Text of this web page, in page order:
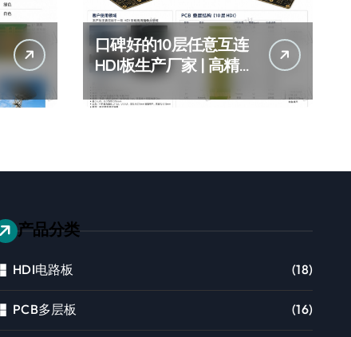
口碑好的10层任意互连
HDI板生产厂家 | 高精度
任意层互连HDI打样批
量 | 10层HDI板厂家推荐
产品分类
HDI电路板 (18)
PCB多层板 (16)